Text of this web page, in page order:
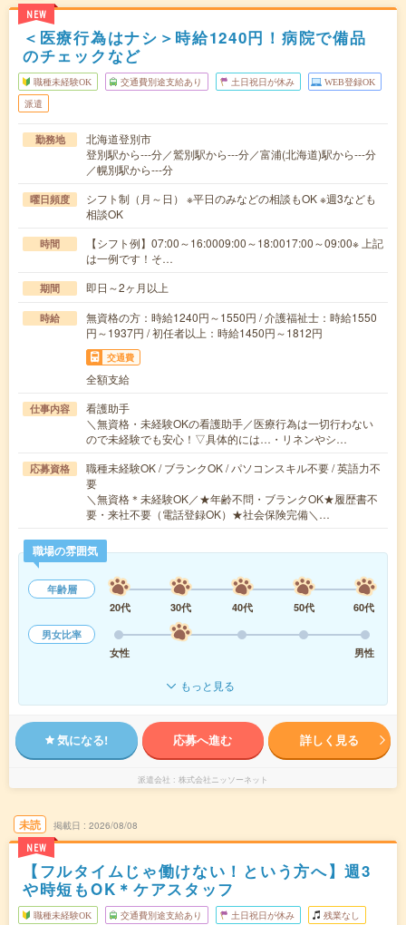
NEW
＜医療行為はナシ＞時給1240円！病院で備品
のチェックなど
職種未経験OK 交通費別途支給あり 土日祝日が休み WEB登録OK
派遣
勤務地
北海道登別市
登別駅から---分／鷲別駅から---分／富浦(北海道)駅から---分
／幌別駅から---分
曜日頻度
シフト制（月～日） ※平日のみなどの相談もOK ※週3なども
相談OK
時間
【シフト例】07:00～16:0009:00～18:0017:00～09:00※ 上記
は一例です！そ…
期間 即日～2ヶ月以上
時給
無資格の方：時給1240円～1550円 / 介護福祉士：時給1550
円～1937円 / 初任者以上：時給1450円～1812円
交通費
全額支給
仕事内容
看護助手
＼無資格・未経験OKの看護助手／医療行為は一切行わない
ので未経験でも安心！▽具体的には…・リネンやシ…
応募資格
職種未経験OK / ブランクOK / パソコンスキル不要 / 英語力不
要
＼無資格＊未経験OK／★年齢不問・ブランクOK★履歴書不
要・来社不要（電話登録OK）★社会保険完備＼…
職場の雰囲気
年齢層
20代
30代 40代 50代
60代
男女比率
女性
男性
もっと見る
気になる! 応募へ進む 詳しく見る
派遣会社 株式会社ニッソーネット
未読
NEW
掲載日 2026/08/08
【フルタイムじゃ働けない！という方へ】週3
や時短もOK＊ケアスタッフ
職種未経験OK 交通費別途支給あり 土日祝日が休み 残業なし